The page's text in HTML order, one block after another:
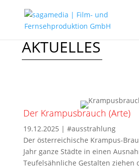
AKTUELLES
Der Krampusbrauch (Arte)
19.12.2025 |#ausstrahlung
Der österreichische Krampus-
Jahr ganze Städte in einen
Teufelsähnliche Gestalten ziehen